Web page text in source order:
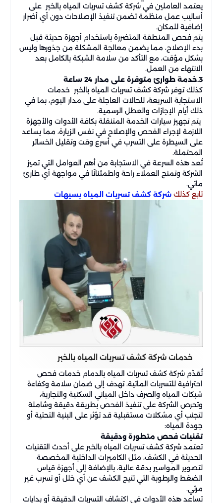
يعتمد العاملين في شركة كشف تسربات المياه بالخبر على
أساليب عمل منظمة تضمن تنفيذ الإصلاحات دون أي أضرار
إضافية للمكان.
يتم فحص المنطقة المتضررة باستخدام أجهزة حديثة قبل
بدء الإصلاح، مما يضمن معالجة المشكلة من جذورها وليس
بشكل مؤقت، مع التأكد من سلامة الشبكة بالكامل بعد
الانتهاء من العمل.
3.خدمة طوارئ متوفرة على مدار 24 ساعة
كذلك توفر شركة كشف تسربات المياه بالخبر خدمات
الاستجابة السريعة، للحالات العاجلة على مدار اليوم، بما في
ذلك أيام الإجازات والعطل الرسمية.
يتم تجهيز سيارات الخدمة المتنقلة بكافة الأدوات والأجهزة
اللازمة لإجراء الفحص والإصلاح في نفس الزيارة، مما يساعد
على السيطرة على التسرب في أسرع وقت وتقليل الخسائر
المحتملة.
تُعد هذه السرعة في الاستجابة من أهم العوامل التي تميز
الشركة وتمنح العملاء راحة واطمئنانًا في مواجهة أي طارئ
مائي.
تابع كذلك شركة كشف تسربات المياه بسيهات
خدمات شركة كشف تسربات المياه بالخبر
تُقدّم شركة كشف تسربات المياه بالدمام خدمات فحص
احترافية للتسربات المائية، تهدف إلى ضمان سلامة وكفاءة
شبكات المياه والصرف داخل المباني السكنية والتجارية،
وتحرص الشركة على تنفيذ الفحص بطريقة دقيقة وشاملة
لتجنب أي مشكلات مستقبلية قد تؤثر على البنية التحتية أو
جودة المياه:
تقنيات فحص متطورة ودقيقة
تعتمد شركة كشف تسربات المياه بالخبر على أحدث التقنيات
الحديثة في الكشف، مثل الكاميرات الداخلية المخصصة
لتصوير المواسير بدقة عالية، بالإضافة إلى أجهزة قياس
الضغط والرطوبة التي تتيح الكشف عن أي خلل أو تسرب غير
مرئي.
تساعد هذه الأدوات في اكتشاف التسربات الدقيقة أو بدايات